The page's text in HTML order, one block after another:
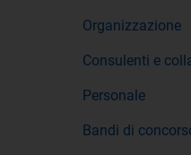
Organizzazione
Consulenti e
Personale
Bandi di